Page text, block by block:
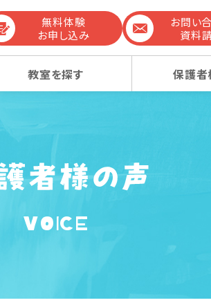
選ばれる理由
幼稚園受験コース
教室を探す 保護
幼稚園受験コース
感動ストーリー
無料体験
お申し込み
お問い
資料
VOICE